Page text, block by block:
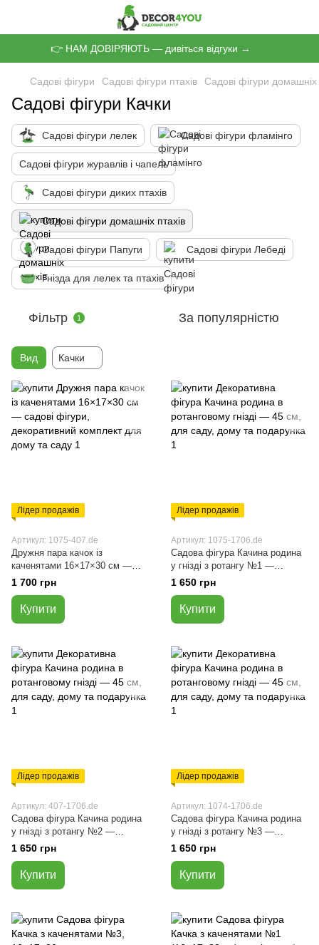
👉 НАМ ДОВІРЯЮТЬ — дивіться відгуки →
Садові фігури Садові фігури птахів Садові фігури домашніх
Садові фігури Качки
Садові фігури лелек Садові фігури фламінго
Садові фігури журавлів і чапель
Садові фігури диких птахів
Садові фігури домашніх птахів
Садові фігури Папуги Садові фігури Лебеді
Гнізда для лелек та птахів
Фільтр 1 За популярністю
Вид Качки
Лідер продажів
Артикул: 1075-407.de
Дружня пара качок із
каченятами 16×17×30 см —
садові фігури, декоративний
комплект для дому та саду
1 700 грн
Купити
Лідер продажів
Артикул: 1075-1706.de
Садова фігура Качина родина
у гнізді з ротангу №1 —
декоративна композиція,
діаметр 45 см
1 650 грн
Купити
Лідер продажів
Артикул: 407-1706.de
Садова фігура Качина родина
у гнізді з ротангу №2 —
декоративна композиція,
діаметр 45 см
1 650 грн
Купити
Лідер продажів
Артикул: 1074-1706.de
Садова фігура Качина родина
у гнізді з ротангу №3 —
декоративна композиція,
діаметр 45 см
1 650 грн
Купити